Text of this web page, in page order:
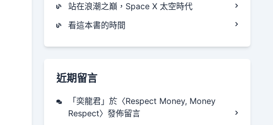
站在浪潮之巔，Space X 太空時代
看這本書的時間
近期留言
「奕龍君」於〈Respect Money, Money
Respect〉發佈留言